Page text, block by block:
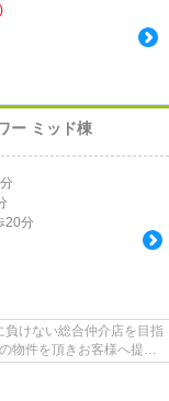
ー ミッド棟
20分
負けない総合仲介店を目指
物件を頂きお客様へ提供